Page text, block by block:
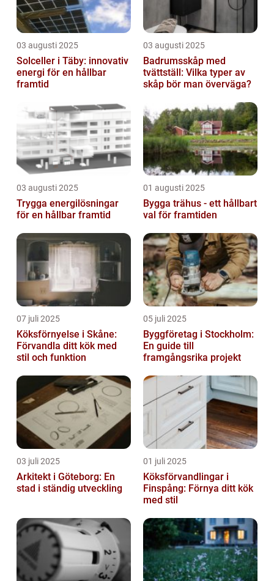
03 augusti 2025
Solceller i Täby: innovativ
energi för en hållbar
framtid
03 augusti 2025
Badrumsskåp med
tvättställ: Vilka typer av
skåp bör man överväga?
03 augusti 2025
Trygga energilösningar
för en hållbar framtid
01 augusti 2025
Bygga trähus - ett hållbart
val för framtiden
07 juli 2025
Köksförnyelse i Skåne:
Förvandla ditt kök med
stil och funktion
05 juli 2025
Byggföretag i Stockholm:
En guide till
framgångsrika projekt
03 juli 2025
Arkitekt i Göteborg: En
stad i ständig utveckling
01 juli 2025
Köksförvandlingar i
Finspång: Förnya ditt kök
med stil